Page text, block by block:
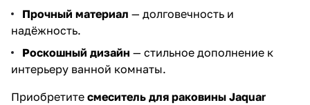
Прочный материал — долговечность и
надёжность.
Роскошный дизайн — стильное дополнение к
интерьеру ванной комнаты.
Приобретите смеситель для раковины Jaquar